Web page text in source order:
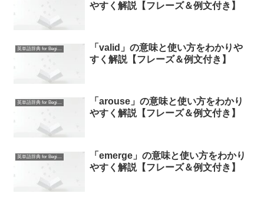
やすく解説【フレーズ＆例文付き】
英単語辞典 for Beginners
「valid」の意味と使い方をわかりや
すく解説【フレーズ＆例文付き】
英単語辞典 for Beginners
「arouse」の意味と使い方をわかり
やすく解説【フレーズ＆例文付き】
英単語辞典 for Beginners
「emerge」の意味と使い方をわかり
やすく解説【フレーズ＆例文付き】